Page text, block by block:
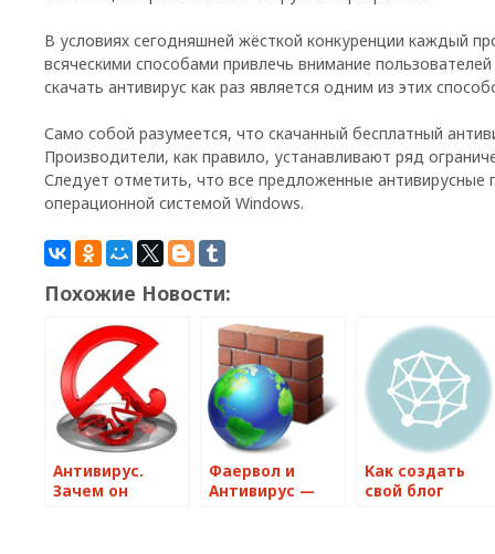
В условиях сегодняшней жёсткой конкуренции каждый
всяческими способами привлечь внимание
скачать антивирус как раз является одним из этих
Само собой разумеется, что скачанный бесплатный
Производители, как правило, устанавливают ряд
Следует отметить, что все предложенные
операционной системой Windows.
Похожие Новости:
Антивирус.
Зачем он
Фаервол и
Антивирус —
Как создать
свой блог